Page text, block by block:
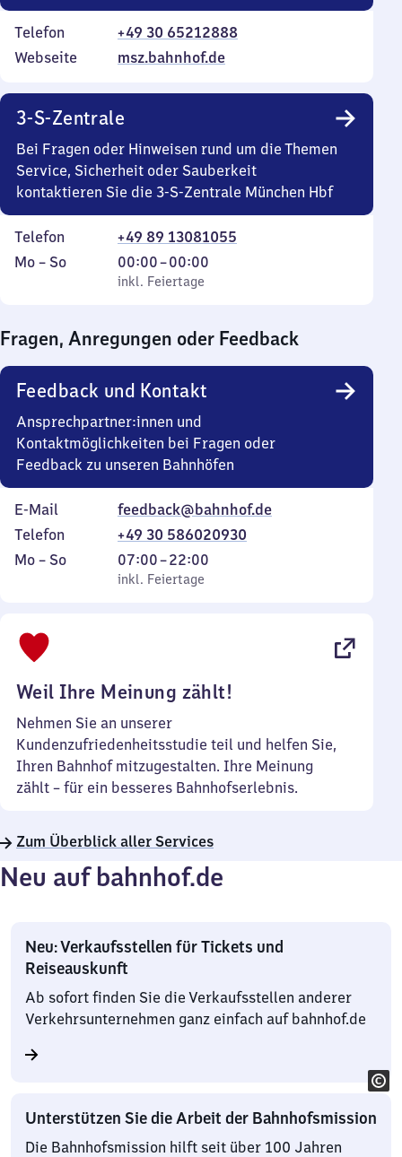
Telefon
+49 30 65212888
Webseite
msz.bahnhof.de
3-S-Zentrale
Bei Fragen oder Hinweisen rund um die Themen
Service, Sicherheit oder Sauberkeit
kontaktieren Sie die 3-S-Zentrale München Hbf
Telefon
+49 89 13081055
Montag
Mo – So,
inkl. Feiertage
00:00–00:00
Von
0
0
Uhr
inkl. Feiertage
Fragen, Anregungen oder Feedback
Feedback und Kontakt
Ansprechpartner:innen und
Kontaktmöglichkeiten bei Fragen oder
Feedback zu unseren Bahnhöfen
E-Mail
feedback@bahnhof.de
Telefon
+49 30 586020930
Montag
Mo – So,
inkl. Feiertage
07:00–22:00
Von
7
inkl. Feiertage
Weil Ihre Meinung zählt!
Nehmen Sie an unserer
Kundenzufriedenheitsstudie teil und helfen Sie,
Ihren Bahnhof mitzugestalten. Ihre Meinung
zählt – für ein besseres Bahnhofserlebnis.
Zum Überblick aller Services
Neu auf bahnhof.de
Neu: Verkaufsstellen für Tickets und
Reiseauskunft
Ab sofort finden Sie die Verkaufsstellen anderer
Verkehrsunternehmen ganz einfach auf bahnhof.de
Unterstützen Sie die Arbeit der Bahnhofsmission
Die Bahnhofsmission hilft seit über 100 Jahren